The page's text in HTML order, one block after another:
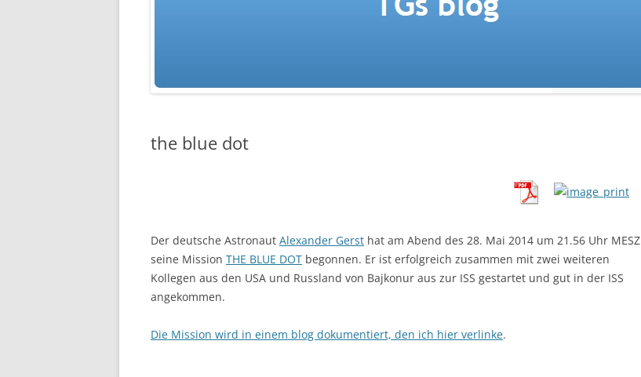
the blue dot
Der deutsche Astronaut Alexander Gerst hat am Abend des 28. Mai 2014 um 21.56 Uhr MESZ
seine Mission THE BLUE DOT begonnen. Er ist erfolgreich zusammen mit zwei weiteren
Kollegen aus den USA und Russland von Bajkonur aus zur ISS gestartet und gut in der ISS
angekommen.
Die Mission wird in einem blog dokumentiert, den ich hier verlinke.